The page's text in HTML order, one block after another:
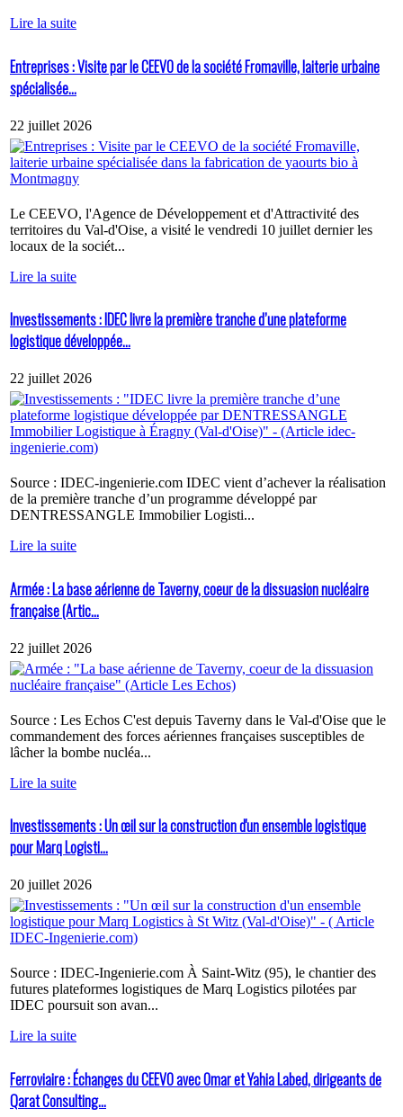
Lire la suite
Entreprises : Visite par le CEEVO de la société Fromaville, laiterie urbaine
spécialisée...
22 juillet 2026
Le CEEVO, l'Agence de Développement et d'Attractivité des
territoires du Val-d'Oise, a visité le vendredi 10 juillet dernier les
locaux de la sociét...
Lire la suite
Investissements : IDEC livre la première tranche d’une plateforme
logistique développée...
22 juillet 2026
Source : IDEC-ingenierie.com IDEC vient d’achever la réalisation
de la première tranche d’un programme développé par
DENTRESSANGLE Immobilier Logisti...
Lire la suite
Armée : La base aérienne de Taverny, coeur de la dissuasion nucléaire
française (Artic...
22 juillet 2026
Source : Les Echos C'est depuis Taverny dans le Val-d'Oise que le
commandement des forces aériennes françaises susceptibles de
lâcher la bombe nucléa...
Lire la suite
Investissements : Un œil sur la construction d'un ensemble logistique
pour Marq Logisti...
20 juillet 2026
Source : IDEC-Ingenierie.com À Saint-Witz (95), le chantier des
futures plateformes logistiques de Marq Logistics pilotées par
IDEC poursuit son avan...
Lire la suite
Ferroviaire : Échanges du CEEVO avec Omar et Yahia Labed, dirigeants de
Qarat Consulting...